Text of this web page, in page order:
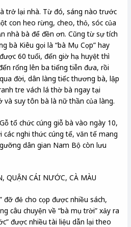
trở lại nhà. Từ đó, sáng nào trước
con heo rừng, cheo, thỏ, sóc của
nhà bà để đền ơn. Cũng từ sự tích
bà Kiêu gọi là “bà Mụ Cọp” hay
60 tuổi, đến giờ hạ huyệt thì
rống lên ba tiếng tiễn đưa, rồi
đời, dân làng tiếc thương bà, lập
tre vách lá thờ bà ngay tại
và suy tôn bà là nữ thần của làng.
tổ chức cúng giỗ bà vào ngày 10,
các nghi thức cúng tế, văn tế mang
dân gian Nam Bộ còn lưu
QUẬN CÁI NƯỚC, CÀ MÀU
đỡ đẻ cho cọp được nhiều sách,
câu chuyện về “bà mụ trời” xảy ra
được nhiều tài liệu dẫn lại theo